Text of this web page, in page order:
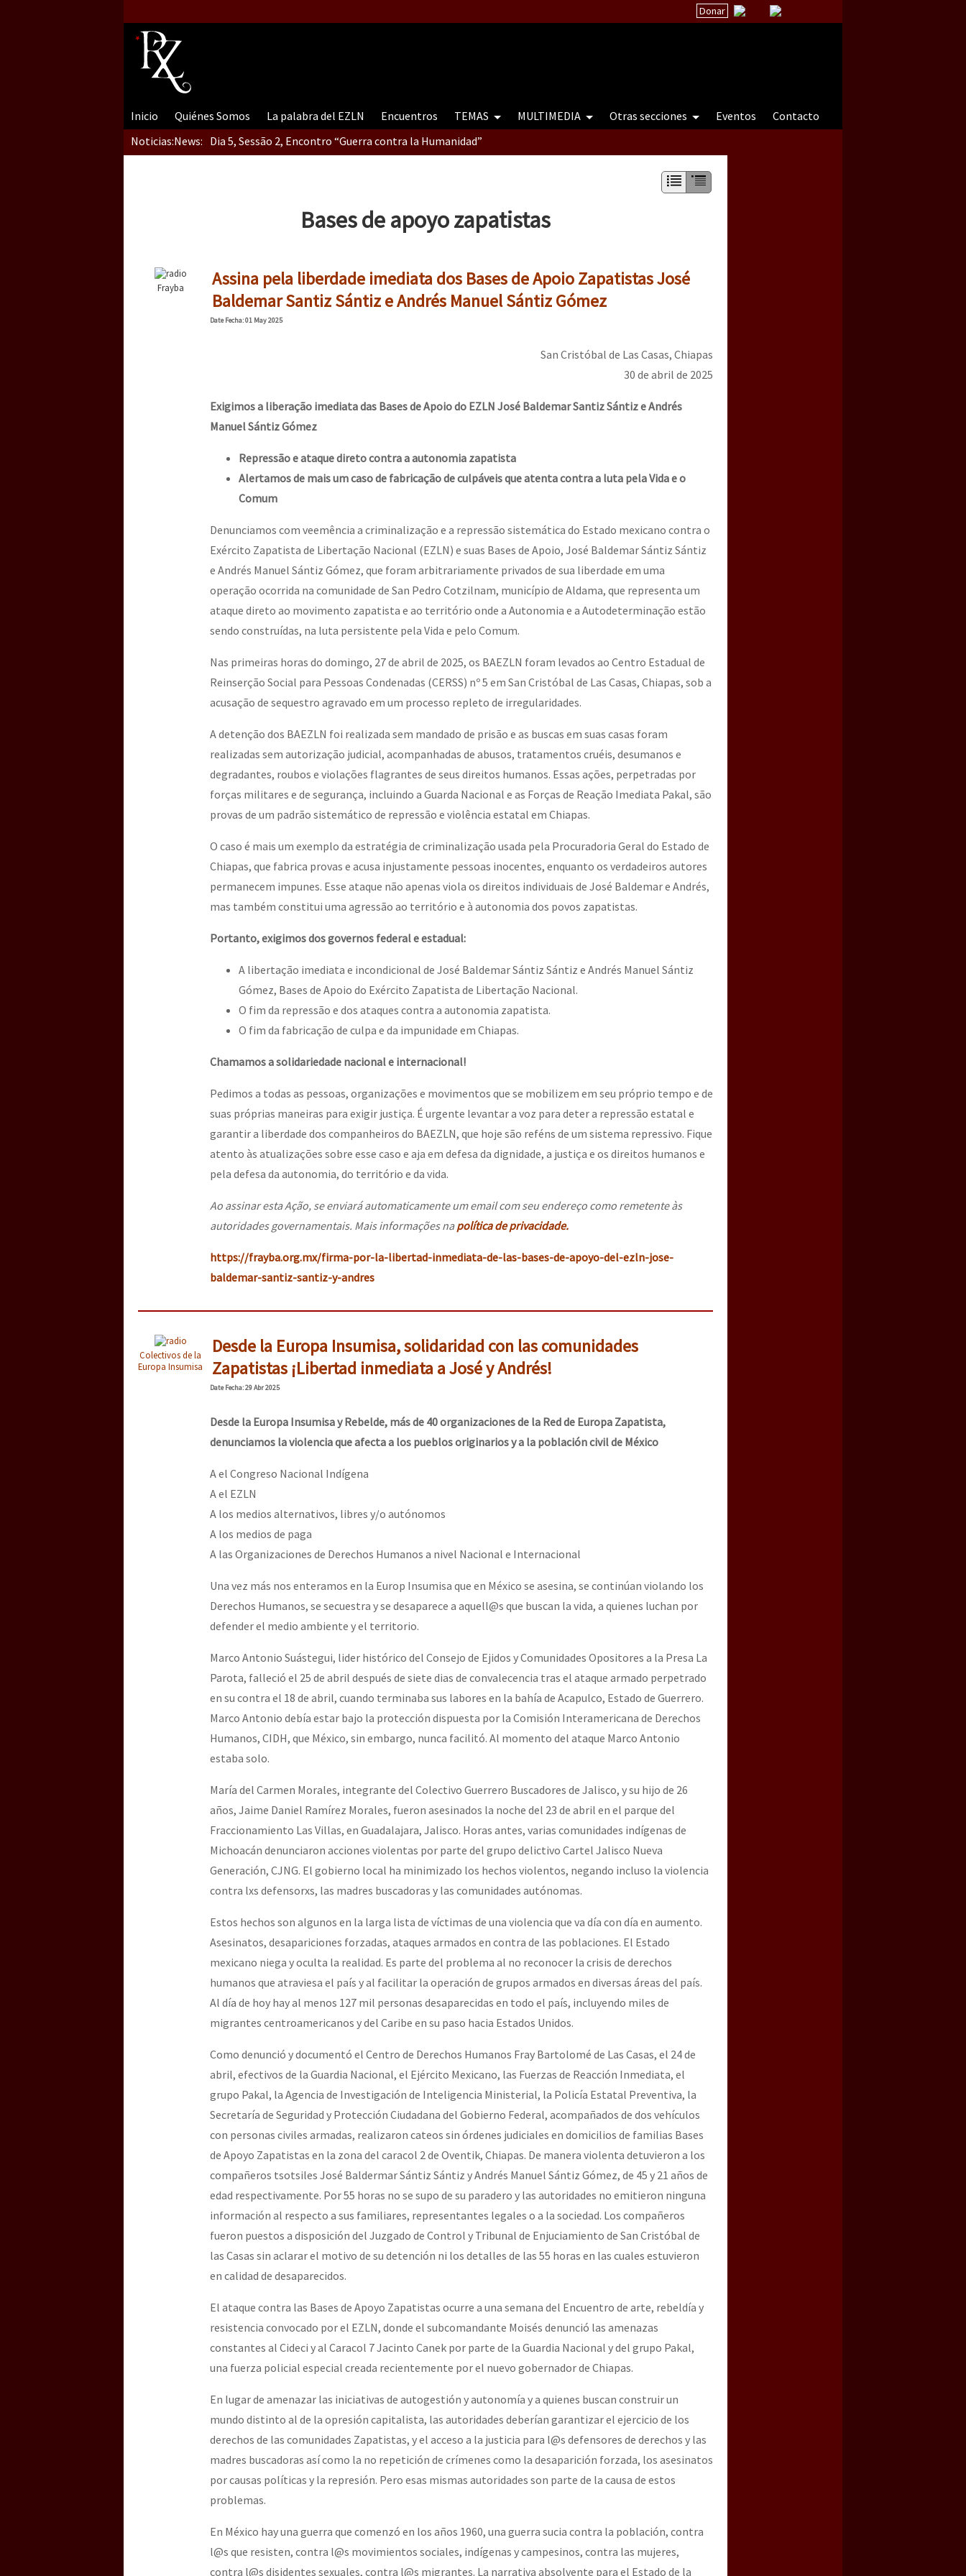
Donar
Inicio Quiénes Somos La palabra del EZLN Encuentros TEMAS MULTIMEDIA Otras secciones Eventos
Contacto
Noticias:News: Dia 5, Sessão 2, Encontro “Guerra contra la Humanidad”
Dia 3 do Encontro “Guerra contra a Humanidade”
[CDMX – 20 julio] Jornadas globales por la libertad de Jesús Plácido Galindo y el alto a la guerra contra el CIPOG-EZ
“Sonhando a Terra do Bem Virá” se publica no Estado Espanhol
Se o México sabe, que o mundo saiba! Nossas lutas pela memória, a justiça e a dignidade
[25 abr – CDMX] Tokín por el CNI: 30 años de Resistencia y Rebeldía
Bases de apoyo zapatistas
Frayba
Assina pela liberdade imediata dos Bases de Apoio Zapatistas José
Baldemar Santiz Sántiz e Andrés Manuel Sántiz Gómez
DateFecha: 01 May 2025
San Cristóbal de Las Casas, Chiapas
30 de abril de 2025
Exigimos a liberação imediata das Bases de Apoio do EZLN José Baldemar Santiz Sántiz e Andrés
Manuel Sántiz Gómez
Repressão e ataque direto contra a autonomia zapatista
Alertamos de mais um caso de fabricação de culpáveis que atenta contra a luta pela Vida e o
Comum
Denunciamos com veemência a criminalização e a repressão sistemática do Estado mexicano contra o
Exército Zapatista de Libertação Nacional (EZLN) e suas Bases de Apoio, José Baldemar Sántiz Sántiz
e Andrés Manuel Sántiz Gómez, que foram arbitrariamente privados de sua liberdade em uma
operação ocorrida na comunidade de San Pedro Cotzilnam, município de Aldama, que representa um
ataque direto ao movimento zapatista e ao território onde a Autonomia e a Autodeterminação estão
sendo construídas, na luta persistente pela Vida e pelo Comum.
Nas primeiras horas do domingo, 27 de abril de 2025, os BAEZLN foram levados ao Centro Estadual de
Reinserção Social para Pessoas Condenadas (CERSS) nº 5 em San Cristóbal de Las Casas, Chiapas, sob a
acusação de sequestro agravado em um processo repleto de irregularidades.
A detenção dos BAEZLN foi realizada sem mandado de prisão e as buscas em suas casas foram
realizadas sem autorização judicial, acompanhadas de abusos, tratamentos cruéis, desumanos e
degradantes, roubos e violações flagrantes de seus direitos humanos. Essas ações, perpetradas por
forças militares e de segurança, incluindo a Guarda Nacional e as Forças de Reação Imediata Pakal, são
provas de um padrão sistemático de repressão e violência estatal em Chiapas.
O caso é mais um exemplo da estratégia de criminalização usada pela Procuradoria Geral do Estado de
Chiapas, que fabrica provas e acusa injustamente pessoas inocentes, enquanto os verdadeiros autores
permanecem impunes. Esse ataque não apenas viola os direitos individuais de José Baldemar e Andrés,
mas também constitui uma agressão ao território e à autonomia dos povos zapatistas.
Portanto, exigimos dos governos federal e estadual:
A libertação imediata e incondicional de José Baldemar Sántiz Sántiz e Andrés Manuel Sántiz
Gómez, Bases de Apoio do Exército Zapatista de Libertação Nacional.
O fim da repressão e dos ataques contra a autonomia zapatista.
O fim da fabricação de culpa e da impunidade em Chiapas.
Chamamos a solidariedade nacional e internacional!
Pedimos a todas as pessoas, organizações e movimentos que se mobilizem em seu próprio tempo e de
suas próprias maneiras para exigir justiça. É urgente levantar a voz para deter a repressão estatal e
garantir a liberdade dos companheiros do BAEZLN, que hoje são reféns de um sistema repressivo. Fique
atento às atualizações sobre esse caso e aja em defesa da dignidade, a justiça e os direitos humanos e
pela defesa da autonomia, do território e da vida.
Ao assinar esta Ação, se enviará automaticamente um email com seu endereço como remetente às
autoridades governamentais. Mais informações napolítica de privacidade.
https://frayba.org.mx/firma-por-la-libertad-inmediata-de-las-bases-de-apoyo-del-ezln-jose-
baldemar-santiz-santiz-y-andres
Colectivos de la
Europa Insumisa
Desde la Europa Insumisa, solidaridad con las comunidades
Zapatistas ¡Libertad inmediata a José y Andrés!
DateFecha: 29 Abr 2025
Desde la Europa Insumisa y Rebelde, más de 40 organizaciones de la Red de Europa Zapatista,
denunciamos la violencia que afecta a los pueblos originarios y a la población civil de México
A el Congreso Nacional Indígena
A el EZLN
A los medios alternativos, libres y/o autónomos
A los medios de paga
A las Organizaciones de Derechos Humanos a nivel Nacional e Internacional
Una vez más nos enteramos en la Europ Insumisa que en México se asesina, se continúan violando los
Derechos Humanos, se secuestra y se desaparece a aquell@s que buscan la vida, a quienes luchan por
defender el medio ambiente y el territorio.
Marco Antonio Suástegui, lider histórico del Consejo de Ejidos y Comunidades Opositores a la Presa La
Parota, falleció el 25 de abril después de siete dias de convalecencia tras el ataque armado perpetrado
en su contra el 18 de abril, cuando terminaba sus labores en la bahía de Acapulco, Estado de Guerrero.
Marco Antonio debía estar bajo la protección dispuesta por la Comisión Interamericana de Derechos
Humanos, CIDH, que México, sin embargo, nunca facilitó. Al momento del ataque Marco Antonio
estaba solo.
María del Carmen Morales, integrante del Colectivo Guerrero Buscadores de Jalisco, y su hijo de 26
años, Jaime Daniel Ramírez Morales, fueron asesinados la noche del 23 de abril en el parque del
Fraccionamiento Las Villas, en Guadalajara, Jalisco. Horas antes, varias comunidades indígenas de
Michoacán denunciaron acciones violentas por parte del grupo delictivo Cartel Jalisco Nueva
Generación, CJNG. El gobierno local ha minimizado los hechos violentos, negando incluso la violencia
contra lxs defensorxs, las madres buscadoras y las comunidades autónomas.
Estos hechos son algunos en la larga lista de víctimas de una violencia que va día con día en aumento.
Asesinatos, desapariciones forzadas, ataques armados en contra de las poblaciones. El Estado
mexicano niega y oculta la realidad. Es parte del problema al no reconocer la crisis de derechos
humanos que atraviesa el país y al facilitar la operación de grupos armados en diversas áreas del país.
Al día de hoy hay al menos 127 mil personas desaparecidas en todo el país, incluyendo miles de
migrantes centroamericanos y del Caribe en su paso hacia Estados Unidos.
Como denunció y documentó el Centro de Derechos Humanos Fray Bartolomé de Las Casas, el 24 de
abril, efectivos de la Guardia Nacional, el Ejército Mexicano, las Fuerzas de Reacción Inmediata, el
grupo Pakal, la Agencia de Investigación de Inteligencia Ministerial, la Policía Estatal Preventiva, la
Secretaría de Seguridad y Protección Ciudadana del Gobierno Federal, acompañados de dos vehículos
con personas civiles armadas, realizaron cateos sin órdenes judiciales en domicilios de familias Bases
de Apoyo Zapatistas en la zona del caracol 2 de Oventik, Chiapas. De manera violenta detuvieron a los
compañeros tsotsiles José Baldermar Sántiz Sántiz y Andrés Manuel Sántiz Gómez, de 45 y 21 años de
edad respectivamente. Por 55 horas no se supo de su paradero y las autoridades no emitieron ninguna
información al respecto a sus familiares, representantes legales o a la sociedad. Los compañeros
fueron puestos a disposición del Juzgado de Control y Tribunal de Enjuciamiento de San Cristóbal de
las Casas sin aclarar el motivo de su detención ni los detalles de las 55 horas en las cuales estuvieron
en calidad de desaparecidos.
El ataque contra las Bases de Apoyo Zapatistas ocurre a una semana del Encuentro de arte, rebeldía y
resistencia convocado por el EZLN, donde el subcomandante Moisés denunció las amenazas
constantes al Cideci y al Caracol 7 Jacinto Canek por parte de la Guardia Nacional y del grupo Pakal,
una fuerza policial especial creada recientemente por el nuevo gobernador de Chiapas.
En lugar de amenazar las iniciativas de autogestión y autonomía y a quienes buscan construir un
mundo distinto al de la opresión capitalista, las autoridades deberían garantizar el ejercicio de los
derechos de las comunidades Zapatistas, y el acceso a la justicia para l@s defensores de derechos y las
madres buscadoras así como la no repetición de crímenes como la desaparición forzada, los asesinatos
por causas políticas y la represión. Pero esas mismas autoridades son parte de la causa de estos
problemas.
En México hay una guerra que comenzó en los años 1960, una guerra sucia contra la población, contra
l@s que resisten, contra l@s movimientos sociales, indígenas y campesinos, contra las mujeres,
contra l@s disidentes sexuales, contra l@s migrantes. La narrativa absolvente para el Estado de la